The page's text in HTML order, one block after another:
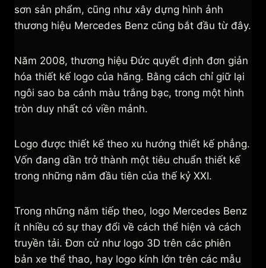
sơn sản phẩm, cũng như xây dựng hình ảnh
thương hiệu Mercedes Benz cũng bắt đầu từ đây.
Năm 2008, thương hiệu Đức quyết định đơn giản
hóa thiết kế logo của hãng. Bằng cách chỉ giữ lại
ngôi sao ba cánh màu trắng bạc, trong một hình
tròn duy nhất có viền mảnh.
Logo được thiết kế theo xu hướng thiết kế phẳng.
Vốn đang dần trở thành một tiêu chuẩn thiết kế
trong những năm đầu tiên của thế kỷ XXI.
Trong những năm tiếp theo, logo Mercedes Benz
ít nhiều có sự thay đổi về cách thể hiện và cách
truyền tải. Đơn cử như logo 3D trên các phiên
bản xe thể thao, hay logo kính lớn trên các mẫu